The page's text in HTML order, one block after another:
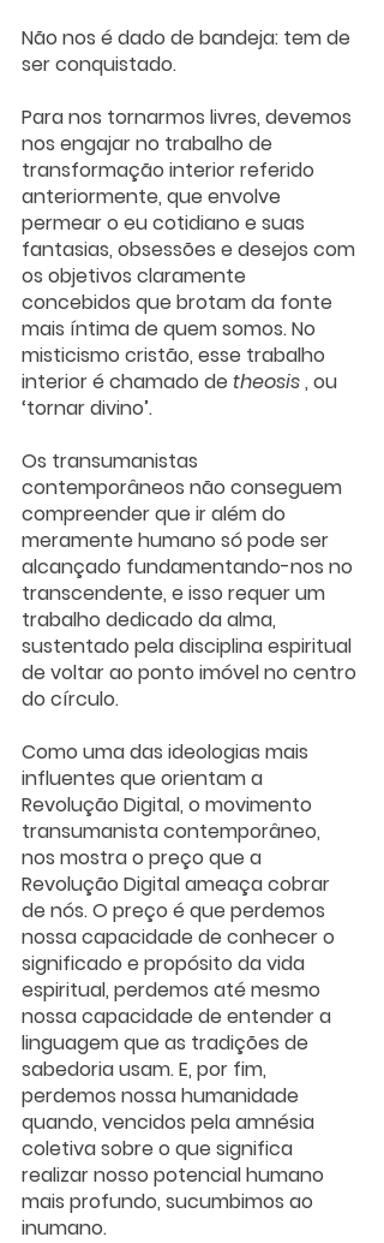
Não nos é dado de bandeja: tem de
ser conquistado.
Para nos tornarmos livres, devemos
nos engajar no trabalho de
transformação interior referido
anteriormente, que envolve
permear o eu cotidiano e suas
fantasias, obsessões e desejos com
os objetivos claramente
concebidos que brotam da fonte
mais íntima de quem somos. No
misticismo cristão, esse trabalho
interior é chamado de theosis , ou
‘tornar divino’.
Os transumanistas
contemporâneos não conseguem
compreender que ir além do
meramente humano só pode ser
alcançado fundamentando-nos no
transcendente, e isso requer um
trabalho dedicado da alma,
sustentado pela disciplina espiritual
de voltar ao ponto imóvel no centro
do círculo.
Como uma das ideologias mais
influentes que orientam a
Revolução Digital, o movimento
transumanista contemporâneo,
nos mostra o preço que a
Revolução Digital ameaça cobrar
de nós. O preço é que perdemos
nossa capacidade de conhecer o
significado e propósito da vida
espiritual, perdemos até mesmo
nossa capacidade de entender a
linguagem que as tradições de
sabedoria usam. E, por fim,
perdemos nossa humanidade
quando, vencidos pela amnésia
coletiva sobre o que significa
realizar nosso potencial humano
mais profundo, sucumbimos ao
inumano.